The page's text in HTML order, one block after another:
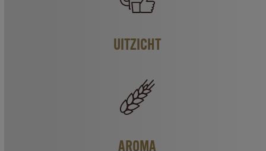
UITZICHT
AROMA